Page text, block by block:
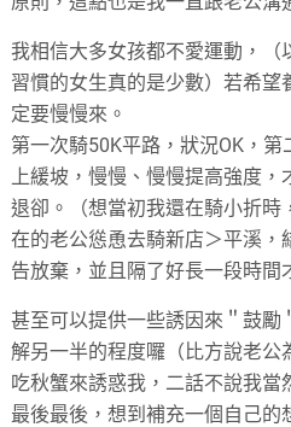
我相信大多女孩都不愛運動，（
習慣的女生真的是少數）若希
定要慢慢來。
第一次騎50K平路，狀況OK，
上緩坡，慢慢、慢慢提高強度
退卻。（想當初我還在騎小折時
在的老公慫恿去騎新店＞平溪，
告放棄，並且隔了好長一段時間
甚至可以提供一些誘因來＂鼓勵
解另一半的程度囉 （比方說老
吃秋蟹來誘惑我，二話不說我當
最後最後，想到補充一個自己的